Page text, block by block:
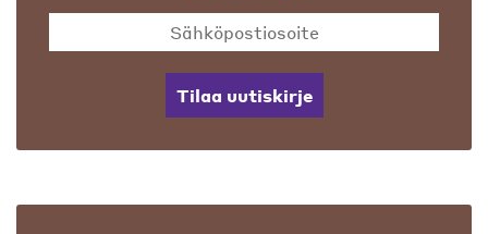
Tilaa uutiskirje